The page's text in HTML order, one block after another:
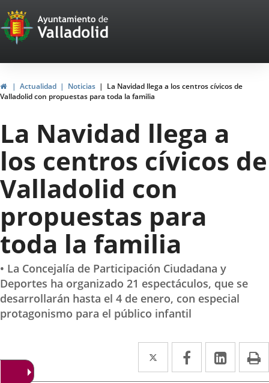
Portal
Web
del
Ayuntamiento
de
Valladolid
InicioActualidad Noticias
La Navidad llega a los centros cívicos de
Valladolid con propuestas para toda la familia
La Navidad llega a
los centros cívicos de
Valladolid con
propuestas para
toda la familia
• La Concejalía de Participación Ciudadana y
Deportes ha organizado 21 espectáculos, que se
desarrollarán hasta el 4 de enero, con especial
protagonismo para el público infantil
Twitter
Enlace
a
Facebook
Enlace
a
Enlace
a